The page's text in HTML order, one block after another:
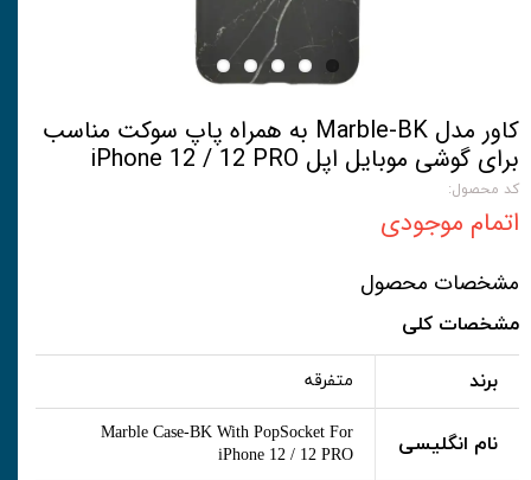
کاور مدل Marble-BK به همراه پاپ سوکت مناسب
برای گوشی موبایل اپل iPhone 12 / 12 PRO
کد محصول:
اتمام موجودی
مشخصات محصول
مشخصات کلی
برند متفرقه
نام انگلیسی
Marble Case-BK With PopSocket For
iPhone 12 / 12 PRO